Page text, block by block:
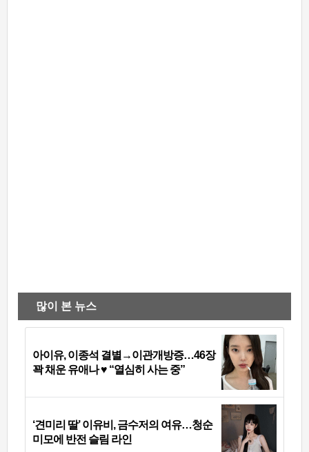
많이 본 뉴스
아이유, 이종석 결별→이관개방증…46장
꽉 채운 유애나 ♥ “열심히 사는 중”
‘견미리 딸’ 이유비, 금수저의 여유…청순
미모에 반전 슬림 라인